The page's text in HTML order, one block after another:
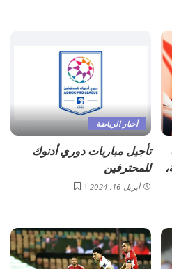
أخبار الرياضة
تأجيل مباريات دوري أدنوك
للمحترفين
أبريل 16, 2024